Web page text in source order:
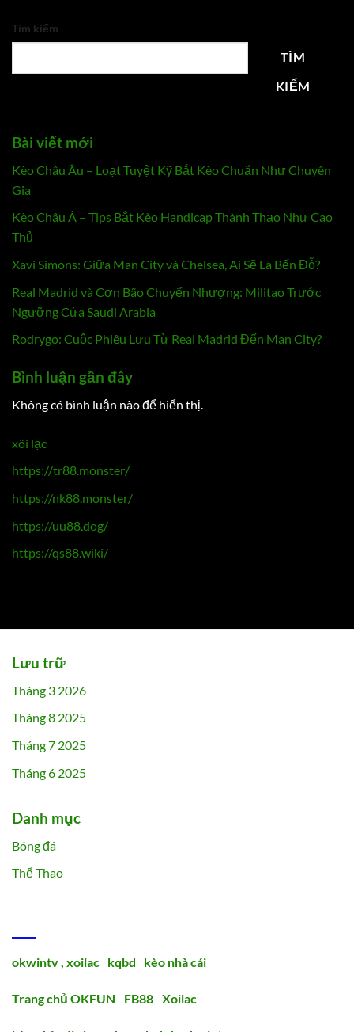
Tìm kiếm
TÌM
KIẾM
Bài viết mới
Kèo Châu Âu – Loạt Tuyệt Kỹ Bắt Kèo Chuẩn Như Chuyên
Gia
Kèo Châu Á – Tips Bắt Kèo Handicap Thành Thạo Như Cao
Thủ
Xavi Simons: Giữa Man City và Chelsea, Ai Sẽ Là Bến Đỗ?
Real Madrid và Cơn Bão Chuyển Nhượng: Militao Trước
Ngưỡng Cửa Saudi Arabia
Rodrygo: Cuộc Phiêu Lưu Từ Real Madrid Đến Man City?
Bình luận gần đây
Không có bình luận nào để hiển thị.
xôi lạc
https://tr88.monster/
https://nk88.monster/
https://uu88.dog/
https://qs88.wiki/
Lưu trữ
Tháng 3 2026
Tháng 8 2025
Tháng 7 2025
Tháng 6 2025
Danh mục
Bóng đá
Thể Thao
okwintv , xoilac kqbd kèo nhà cái
Trang chủ OKFUN FB88 Xoilac